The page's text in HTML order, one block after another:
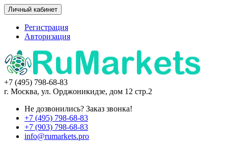
Личный кабинет
Регистрация
Авторизация
+7 (495) 798-68-83
г. Москва, ул. Орджоникидзе, дом 12 стр.2
Не дозвонились? Заказ звонка!
+7 (495) 798-68-83
+7 (903) 798-68-83
info@rumarkets.pro